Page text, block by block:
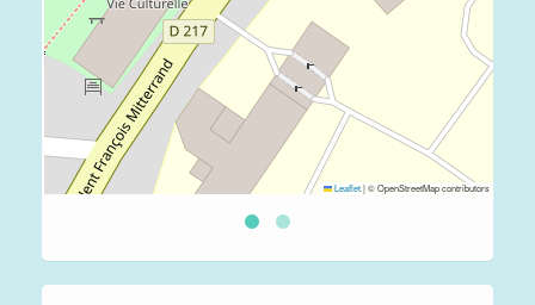
Leaflet|© OpenStreetMap contributors